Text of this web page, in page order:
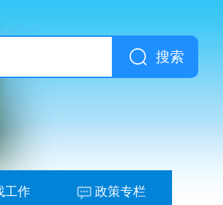
搜索
工作 政策专栏